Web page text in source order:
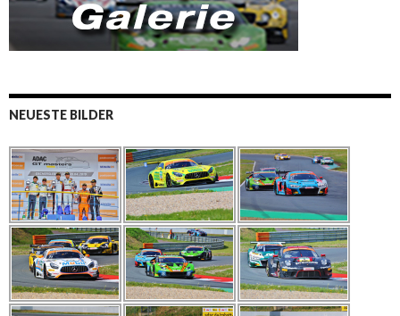
NEUESTE BILDER